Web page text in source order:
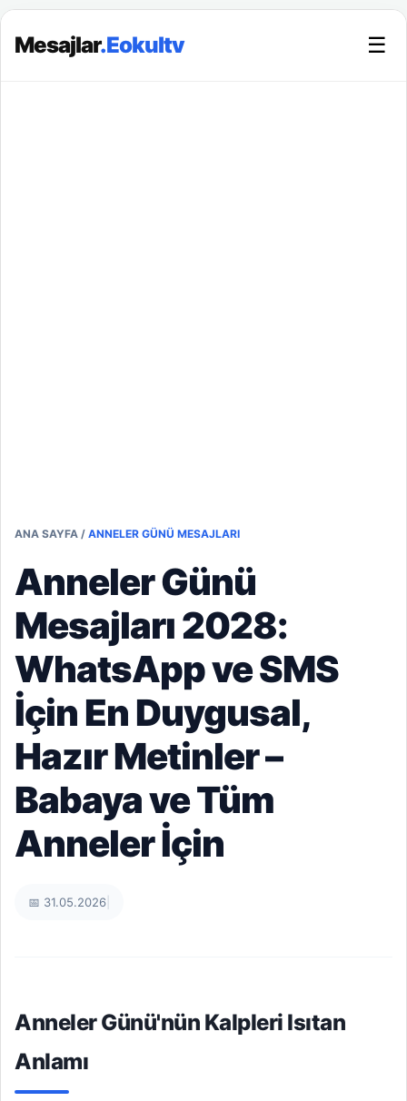
Mesajlar.Eokultv ☰
ANA SAYFA / ANNELER GÜNÜ MESAJLARI
Anneler Günü
Mesajları 2028:
WhatsApp ve SMS
İçin En Duygusal,
Hazır Metinler –
Babaya ve Tüm
Anneler İçin
📅 31.05.2026
Anneler Günü'nün Kalpleri Isıtan
Anlamı